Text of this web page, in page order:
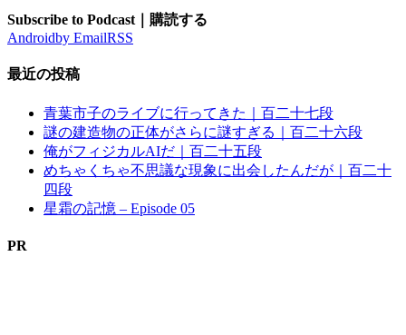
Subscribe to Podcast｜購読する
Androidby EmailRSS
最近の投稿
青葉市子のライブに行ってきた｜百二十七段
謎の建造物の正体がさらに謎すぎる｜百二十六段
俺がフィジカルAIだ｜百二十五段
めちゃくちゃ不思議な現象に出会したんだが｜百二十
四段
星霜の記憶 – Episode 05
PR